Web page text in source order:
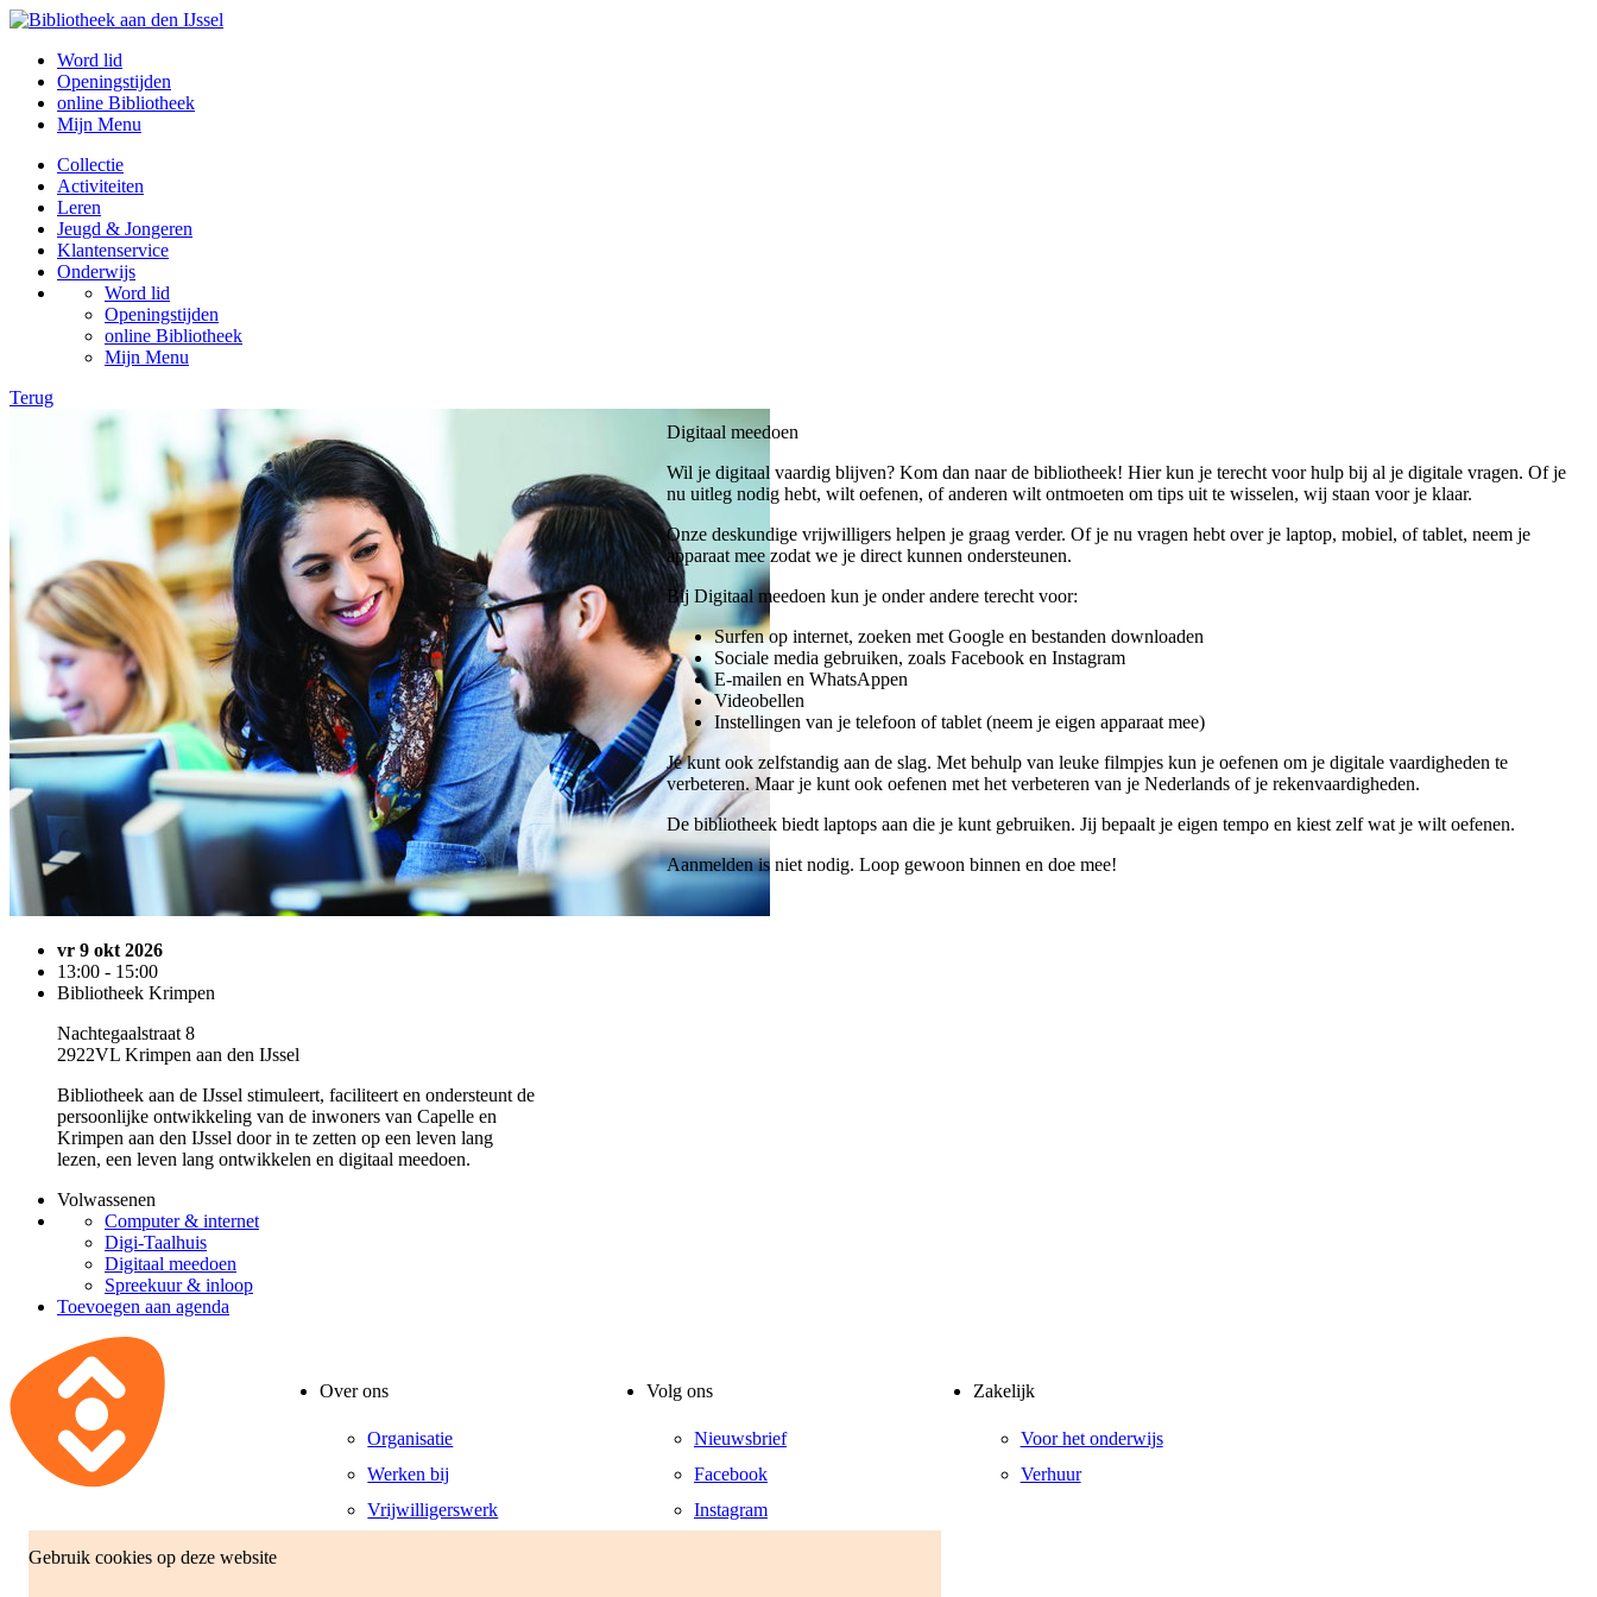
Gebruik cookies op deze website
Word lid
Openingstijden
online Bibliotheek
Mijn Menu
Collectie
Activiteiten
Leren
Jeugd & Jongeren
Klantenservice
Onderwijs
Word lid
Openingstijden
online Bibliotheek
Mijn Menu
Terug
vr 9 okt 2026
13:00 - 15:00
Bibliotheek Krimpen
Nachtegaalstraat 8
2922VL Krimpen aan den IJssel
Bibliotheek aan de IJssel stimuleert, faciliteert en ondersteunt de
persoonlijke ontwikkeling van de inwoners van Capelle en
Krimpen aan den IJssel door in te zetten op een leven lang
lezen, een leven lang ontwikkelen en digitaal meedoen.
Volwassenen
Computer & internet
Digi-Taalhuis
Digitaal meedoen
Spreekuur & inloop
Toevoegen aan agenda
Digitaal meedoen
Wil je digitaal vaardig blijven? Kom dan naar de bibliotheek! Hier kun je terecht voor hulp bij al je digitale vragen. Of je
nu uitleg nodig hebt, wilt oefenen, of anderen wilt ontmoeten om tips uit te wisselen, wij staan voor je klaar.
Onze deskundige vrijwilligers helpen je graag verder. Of je nu vragen hebt over je laptop, mobiel, of tablet, neem je
apparaat mee zodat we je direct kunnen ondersteunen.
Bij Digitaal meedoen kun je onder andere terecht voor:
Surfen op internet, zoeken met Google en bestanden downloaden
Sociale media gebruiken, zoals Facebook en Instagram
E-mailen en WhatsAppen
Videobellen
Instellingen van je telefoon of tablet (neem je eigen apparaat mee)
Je kunt ook zelfstandig aan de slag. Met behulp van leuke filmpjes kun je oefenen om je digitale vaardigheden te
verbeteren. Maar je kunt ook oefenen met het verbeteren van je Nederlands of je rekenvaardigheden.
De bibliotheek biedt laptops aan die je kunt gebruiken. Jij bepaalt je eigen tempo en kiest zelf wat je wilt oefenen.
Aanmelden is niet nodig. Loop gewoon binnen en doe mee!
Over ons
Organisatie
Werken bij
Vrijwilligerswerk
Volg ons
Nieuwsbrief
Facebook
Instagram
Zakelijk
Voor het onderwijs
Verhuur